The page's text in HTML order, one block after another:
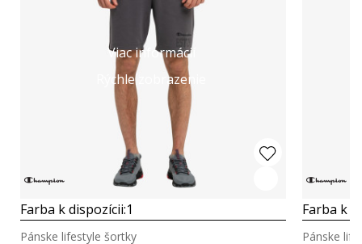
Viac informácií
Rýchle zobrazenie
Farba k dispozícii:1
Pánske lifestyle šortky
Farba k
Pánske